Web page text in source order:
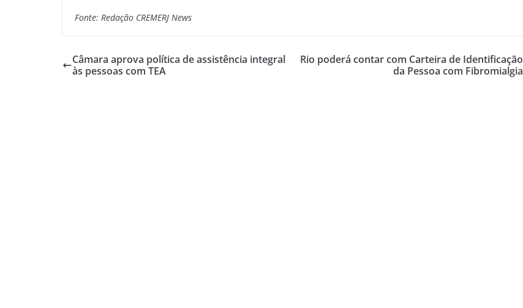
Fonte: Redação CREMERJ News
Câmara aprova política de assistência integral
às pessoas com TEA
Rio poderá contar com Carteira de Identificação
da Pessoa com Fibromialgia